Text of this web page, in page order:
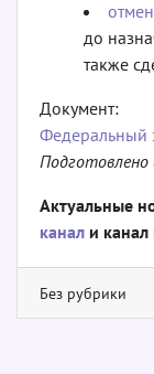
до
также
Документ:
Федеральный
Актуальные
канал и канал
Без рубрики